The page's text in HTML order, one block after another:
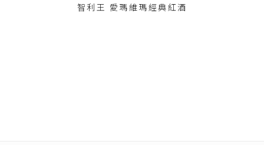
智利王 愛瑪維瑪經典紅酒